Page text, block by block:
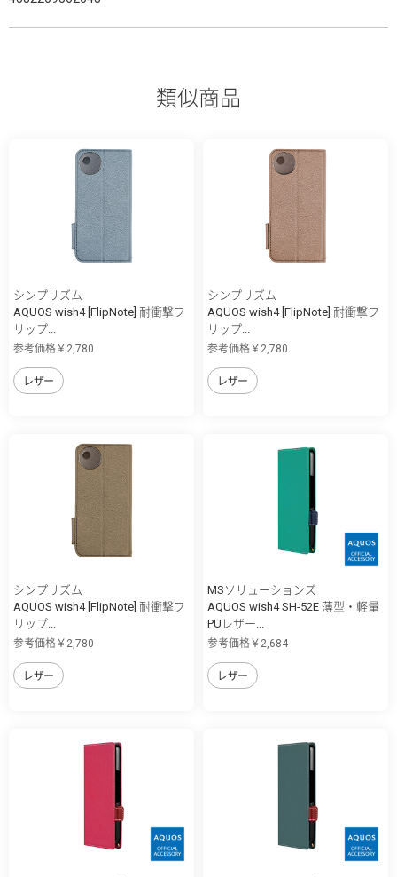
類似商品
シンプリズム
AQUOS wish4 [FlipNote] 耐衝撃フ
リップ...
参考価格￥2,780
レザー
シンプリズム
AQUOS wish4 [FlipNote] 耐衝撃フ
リップ...
参考価格￥2,780
レザー
シンプリズム
AQUOS wish4 [FlipNote] 耐衝撃フ
リップ...
参考価格￥2,780
レザー
MSソリューションズ
AQUOS wish4 SH-52E 薄型・軽量
PUレザー...
参考価格￥2,684
レザー